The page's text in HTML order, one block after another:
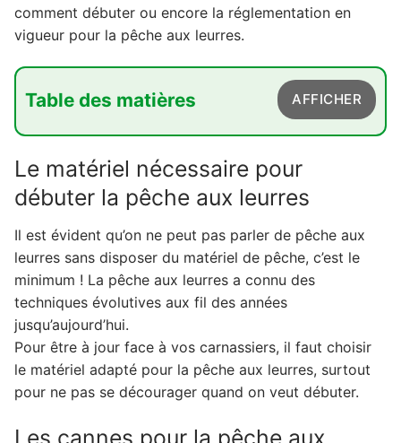
comment débuter ou encore la réglementation en
vigueur pour la pêche aux leurres.
Table des matières AFFICHER
aux leurres
2. Les cannes pour la pêche aux leurres : que
2.1. La canne spinning
2.2. La canne casting
3. Conseils sur les cannes pour débuter la
pêche aux leurres
3.1. La taille de la canne aux leurres
3.2. La puissance de la canne aux leurres
4. Le choix du moulinet
Le matériel nécessaire pour
débuter la pêche aux leurres
Il est évident qu’on ne peut pas parler de pêche aux
leurres sans disposer du matériel de pêche, c’est le
minimum ! La pêche aux leurres a connu des
techniques évolutives aux fil des années
jusqu’aujourd’hui.
Pour être à jour face à vos carnassiers, il faut choisir
le matériel adapté pour la pêche aux leurres, surtout
pour ne pas se décourager quand on veut débuter.